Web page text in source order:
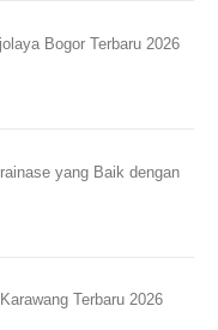
Bogor Terbaru 2026
yang Baik dengan
Terbaru 2026